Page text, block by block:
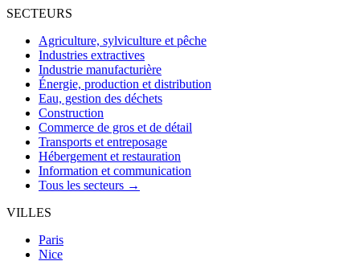
SECTEURS
Agriculture, sylviculture et pêche
Industries extractives
Industrie manufacturière
Énergie, production et distribution
Eau, gestion des déchets
Construction
Commerce de gros et de détail
Transports et entreposage
Hébergement et restauration
Information et communication
Tous les secteurs →
VILLES
Paris
Nice